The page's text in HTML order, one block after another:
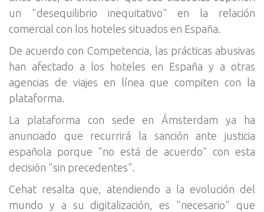
un "desequilibrio inequitativo" en la relación
comercial con los hoteles situados en España.
De acuerdo con Competencia, las prácticas abusivas
han afectado a los hoteles en España y a otras
agencias de viajes en línea que compiten con la
plataforma.
La plataforma con sede en Ámsterdam ya ha
anunciado que recurrirá la sanción ante justicia
española porque "no está de acuerdo" con esta
decisión "sin precedentes".
Cehat resalta que, atendiendo a la evolución del
mundo y a su digitalización, es "necesario" que